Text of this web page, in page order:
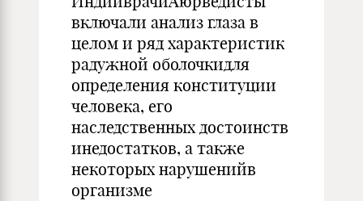
включали анализ глаза в
целом и ряд характеристик
радужной оболочкидля
определения конституции
человека, его
наследственных достоинств
инедостатков, а также
некоторых нарушенийв
организме